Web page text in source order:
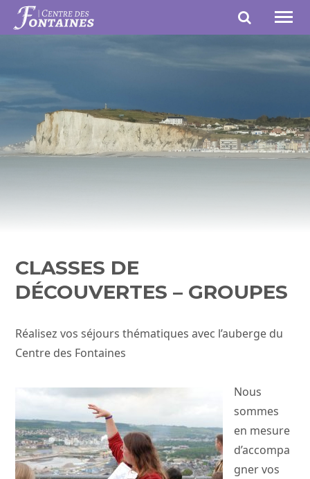
Auberge de Jeunesse du Centre des
Fontaines
CLASSES DE
DÉCOUVERTES – GROUPES
Réalisez vos séjours thématiquesavec l’auberge du
Centre des Fontaines
Nous
sommes
en mesure
d’accompa
gner vos